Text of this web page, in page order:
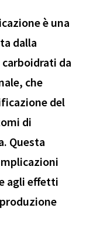
è una
dalla
da
che
del
di
Questa
agli effetti